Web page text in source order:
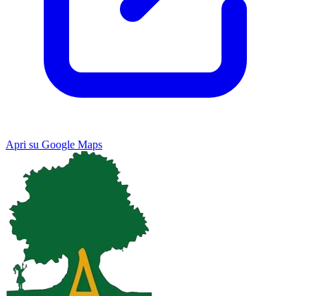
Apri su Google Maps